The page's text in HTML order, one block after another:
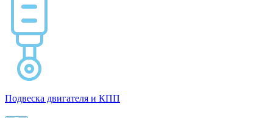
Подвеска двигателя и КПП